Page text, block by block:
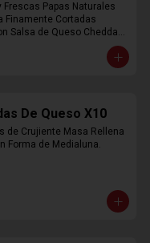
Frescas Papas Naturales
Finamente Cortadas
Salsa de Queso Cheddar
De Queso X10
de Crujiente Masa Rellena
Forma de Medialuna.